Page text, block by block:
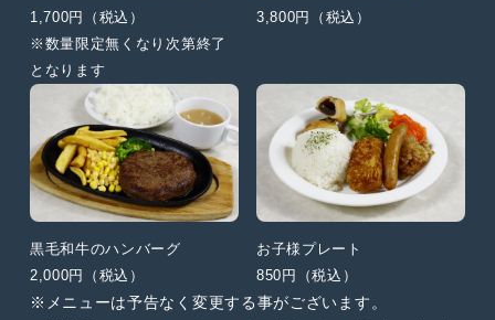
1,700円（税込）
※数量限定無くなり次第終了
となります
3,800円（税込）
黒毛和牛のハンバーグ
2,000円（税込）
お子様プレート
850円（税込）
※メニューは予告なく変更する事がございます。